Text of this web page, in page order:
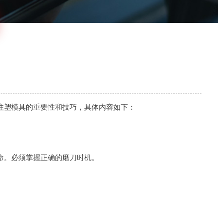
模具的重要性和技巧，具体内容如下：
必须掌握正确的磨刀时机。